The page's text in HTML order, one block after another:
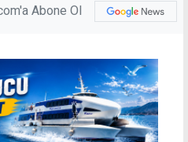
Abone Ol